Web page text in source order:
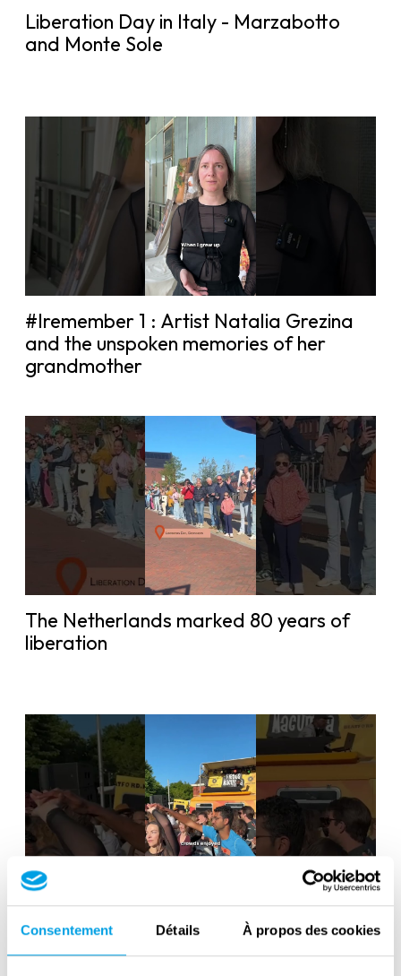
Consentement Détails À propos des cookies
Liberation Day in Italy - Marzabotto
and Monte Sole
#Iremember 1 : Artist Natalia Grezina
and the unspoken memories of her
grandmother
The Netherlands marked 80 years of
liberation
Liberation Day in the Netherlands: 80
years of freedom